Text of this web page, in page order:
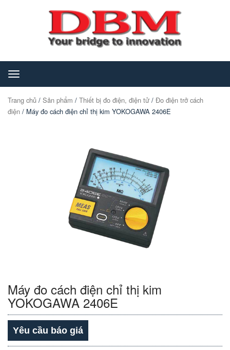
Toggle
navigation
Trang chủ / Sản phẩm / Thiết bị đo điện, điện tử / Đo điện trở cách
điện / Máy đo cách điện chỉ thị kim YOKOGAWA 2406E
Máy đo cách điện chỉ thị kim
YOKOGAWA 2406E
Yêu cầu báo giá